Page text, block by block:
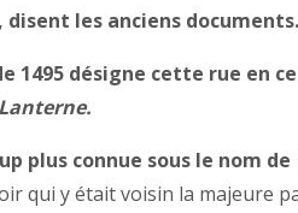
disent les anciens documents.
1495 désigne cette rue en
plus connue sous le nom de
qui y était voisin la majeure